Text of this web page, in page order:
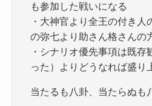
も参加した戦いになる
・大神官より全王の付
の弥七より助さん格さんの
・シナリオ優先事項は既
った）よりどうなれば盛り
当たるも八卦、当たら